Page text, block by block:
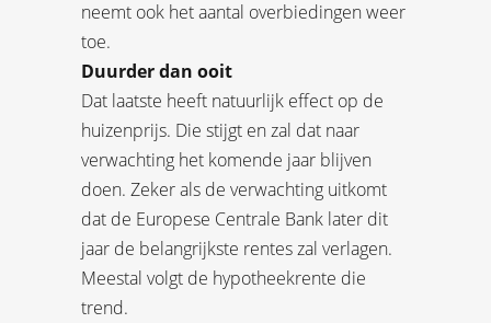
neemt ook het aantal overbiedingen weer
toe.
Duurder dan ooit
Dat laatste heeft natuurlijk effect op de
huizenprijs. Die stijgt en zal dat naar
verwachting het komende jaar blijven
doen. Zeker als de verwachting uitkomt
dat de Europese Centrale Bank later dit
jaar de belangrijkste rentes zal verlagen.
Meestal volgt de hypotheekrente die
trend.